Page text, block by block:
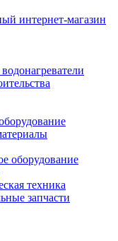
интернет-магазин
оборудование
техника
запчасти